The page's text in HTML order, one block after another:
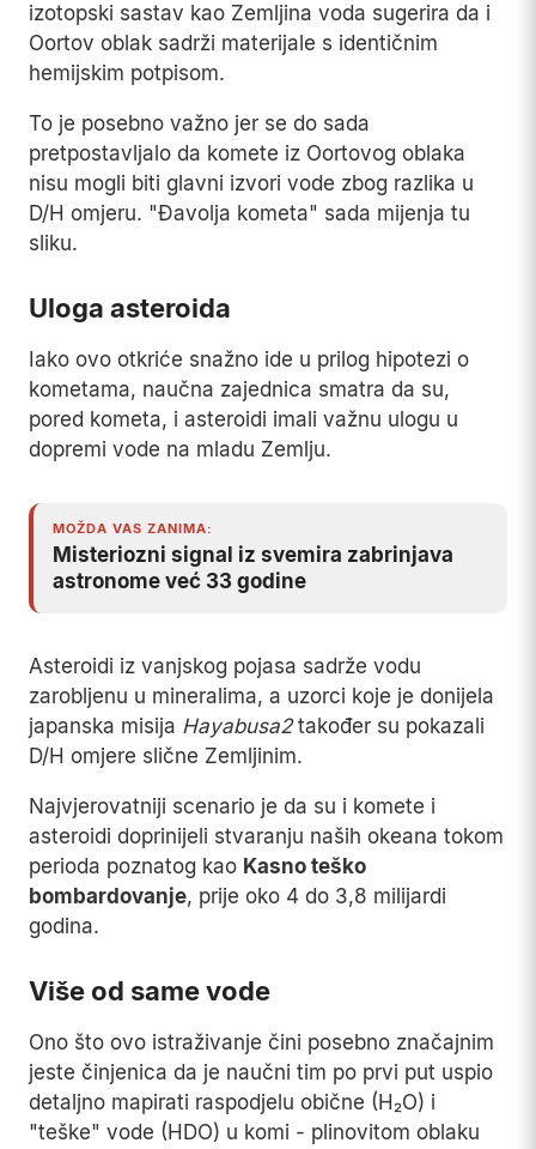
izotopski sastav kao Zemljina voda sugerira da i
Oortov oblak sadrži materijale s identičnim
hemijskim potpisom.
To je posebno važno jer se do sada
pretpostavljalo da komete iz Oortovog oblaka
nisu mogli biti glavni izvori vode zbog razlika u
D/H omjeru. "Đavolja kometa" sada mijenja tu
sliku.
Uloga asteroida
Iako ovo otkriće snažno ide u prilog hipotezi o
kometama, naučna zajednica smatra da su,
pored kometa, i asteroidi imali važnu ulogu u
dopremi vode na mladu Zemlju.
MOŽDA VAS ZANIMA:
Misteriozni signal iz svemira zabrinjava
astronome već 33 godine
Asteroidi iz vanjskog pojasa sadrže vodu
zarobljenu u mineralima, a uzorci koje je donijela
japanska misija Hayabusa2također su pokazali
D/H omjere slične Zemljinim.
Najvjerovatniji scenario je da su i komete i
asteroidi doprinijeli stvaranju naših okeana tokom
perioda poznatog kao Kasno teško
bombardovanje, prije oko 4 do 3,8 milijardi
godina.
Više od same vode
Ono što ovo istraživanje čini posebno značajnim
jeste činjenica da je naučni tim po prvi put uspio
detaljno mapirati raspodjelu obične (H₂O) i
"teške" vode (HDO) u komi - plinovitom oblaku